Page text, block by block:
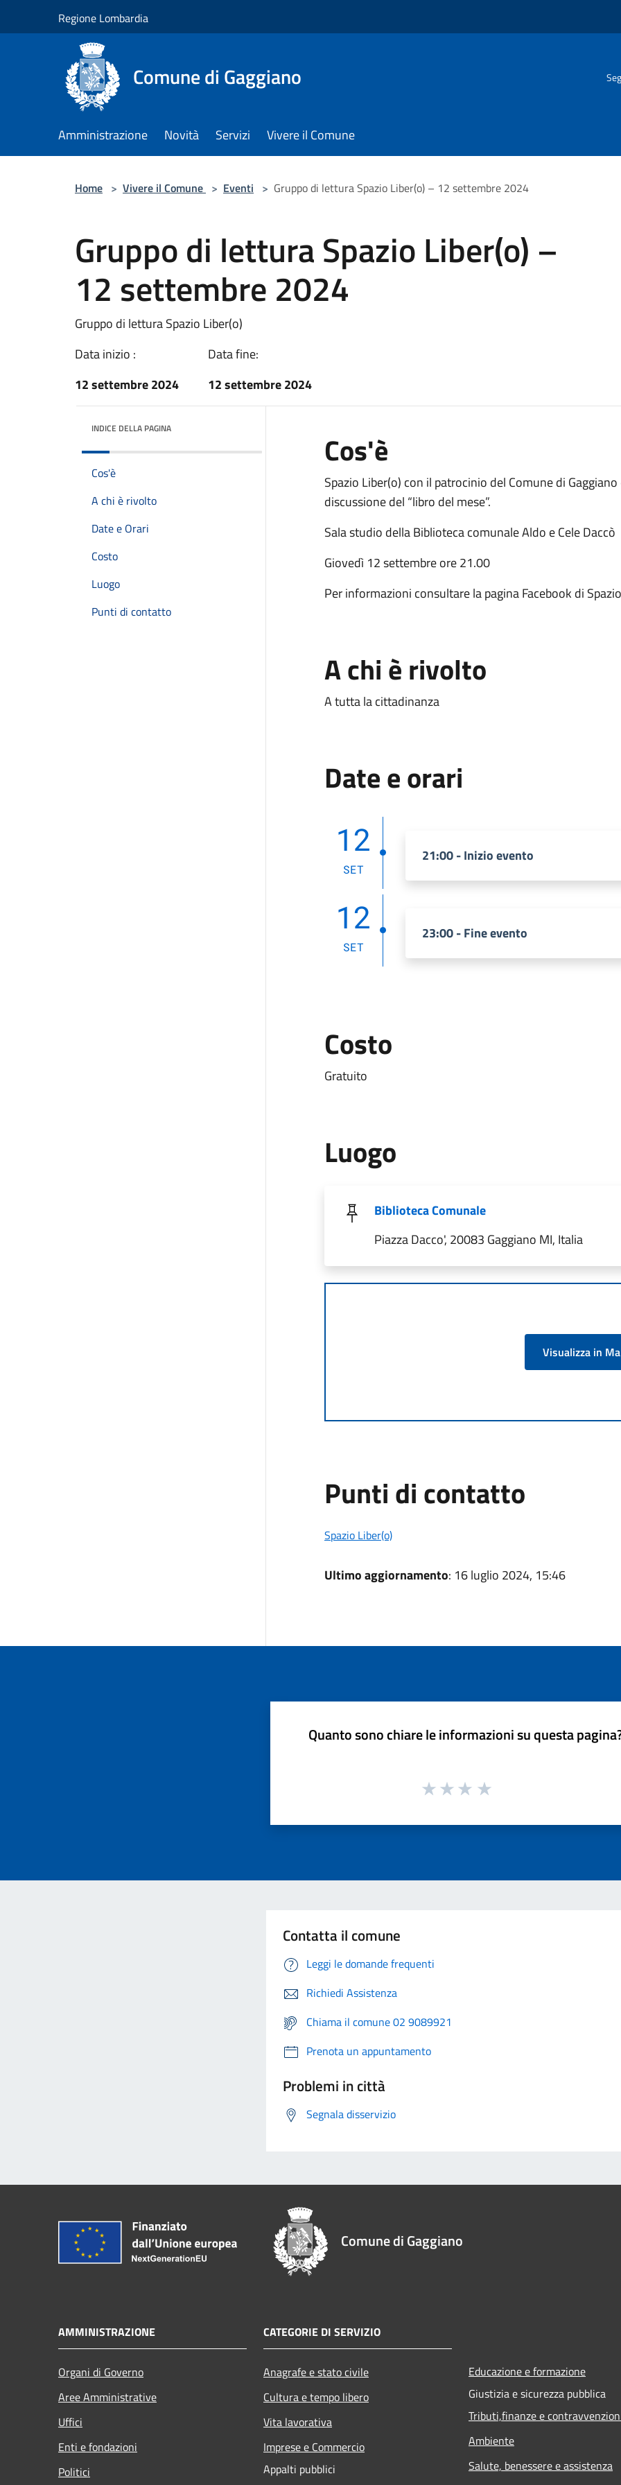
Regione Lombardia
Comune di Gaggiano
Amministrazione Novità Servizi Vivere il Comune
Home > Vivere il Comune > Eventi > Gruppo di lettura Spazio Liber(o) – 12 settembre 2024
Gruppo di lettura Spazio Liber(o) –
12 settembre 2024
Gruppo di lettura Spazio Liber(o)
Data inizio :
12 settembre 2024
Data fine:
12 settembre 2024
INDICE DELLA PAGINA
Cos'è
A chi è rivolto
Date e Orari
Costo
Luogo
Punti di contatto
Cos'è
Spazio Liber(o) con il patrocinio del Comune di
discussione del “libro del mese”.
Sala studio della Biblioteca comunale Aldo e Cele Daccò
Giovedì 12 settembre ore 21.00
Per informazioni consultare la pagina Facebook di
A chi è rivolto
A tutta la cittadinanza
Date e orari
12
SET
21:00 - Inizio evento
12
SET
23:00 - Fine evento
Costo
Gratuito
Luogo
Biblioteca Comunale
Piazza Dacco', 20083 Gaggiano MI, Italia
Visualizza in
Punti di contatto
Spazio Liber(o)
Ultimo aggiornamento: 16 luglio 2024, 15:46
Quanto sono chiare le informazioni su questa
Contatta il comune
Leggi le domande frequenti
Richiedi Assistenza
Chiama il comune 02 9089921
Prenota un appuntamento
Problemi in città
Segnala disservizio
Comune di Gaggiano
AMMINISTRAZIONE
Organi di Governo
Aree Amministrative
Uffici
Enti e fondazioni
Politici
CATEGORIE DI SERVIZIO
Anagrafe e stato civile
Cultura e tempo libero
Vita lavorativa
Imprese e Commercio
Appalti pubblici
Educazione e formazione
Giustizia e sicurezza pubblica
Tributi,finanze e
Ambiente
Salute, benessere e assistenza